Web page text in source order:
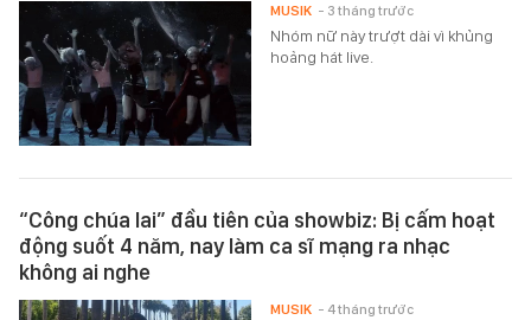
Nhóm nữ này trượt dài vì khủng
hoảng hát live.
MUSIK - 3 tháng trước
“Công chúa lai” đầu tiên của showbiz: Bị cấm hoạt
động suốt 4 năm, nay làm ca sĩ mạng ra nhạc
không ai nghe
MUSIK - 4 tháng trước